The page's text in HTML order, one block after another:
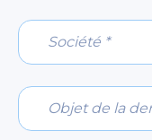
Société *
Objet de la demande *
Objet de la